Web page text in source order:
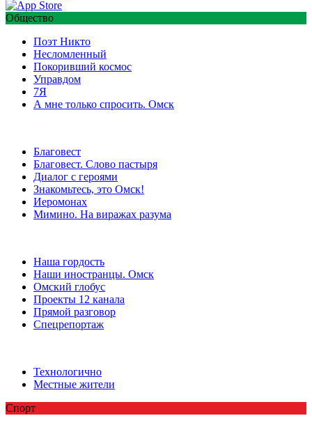
Общество
Поэт Никто
Несломленный
Покоривший космос
Управдом
7Я
А мне только спросить. Омск
Благовест
Благовест. Слово пастыря
Диалог с героями
Знакомьтесь, это Омск!
Иеромонах
Мимино. На виражах разума
Наша гордость
Наши иностранцы. Омск
Омский глобус
Проекты 12 канала
Прямой разговор
Спецрепортаж
Технологично
Местные жители
Спорт